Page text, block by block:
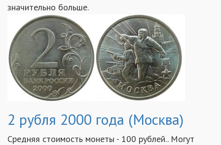
значительно больше.
2 рубля 2000 года (Москва)
Средняя стоимость монеты - 100 рублей.. Могут